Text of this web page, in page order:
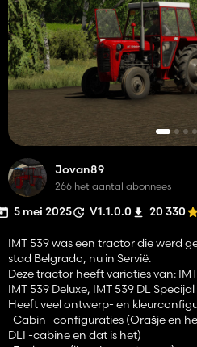
Jovan89
266 het aantal abonnees
5 mei 2025 V1.1.0.0 20 330
IMT 539 was een tractor die werd
stad Belgrado, nu in Servië.
Deze tractor heeft variaties van:
IMT 539 Deluxe, IMT 539 DL
Heeft veel ontwerp- en
-Cabin -configuraties (Orašje en
DLI -cabine en dat is het)